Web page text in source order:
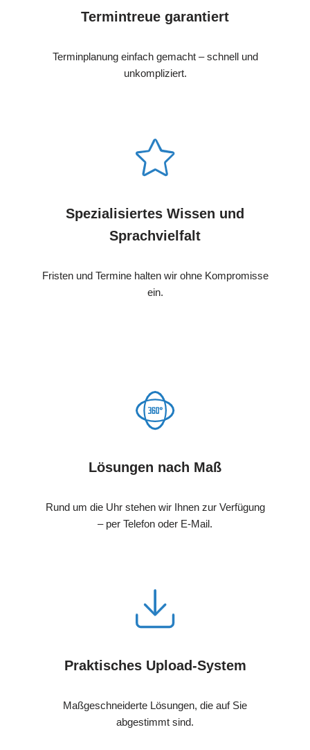
Termintreue garantiert
Terminplanung einfach gemacht – schnell und
unkompliziert.
Spezialisiertes Wissen und
Sprachvielfalt
Fristen und Termine halten wir ohne Kompromisse
ein.
Lösungen nach Maß
Rund um die Uhr stehen wir Ihnen zur Verfügung
– per Telefon oder E-Mail.
Praktisches Upload-System
Maßgeschneiderte Lösungen, die auf Sie
abgestimmt sind.